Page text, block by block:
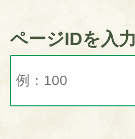
ページIDを入力